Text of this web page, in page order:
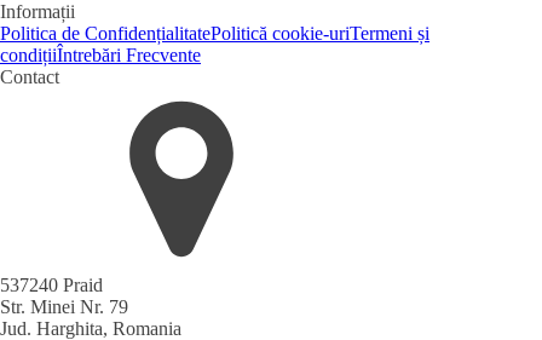
Informații
Politica de ConfidențialitatePolitică cookie-uriTermeni și
condițiiÎntrebări Frecvente
Contact
537240 Praid
Str. Minei Nr. 79
Jud. Harghita, Romania